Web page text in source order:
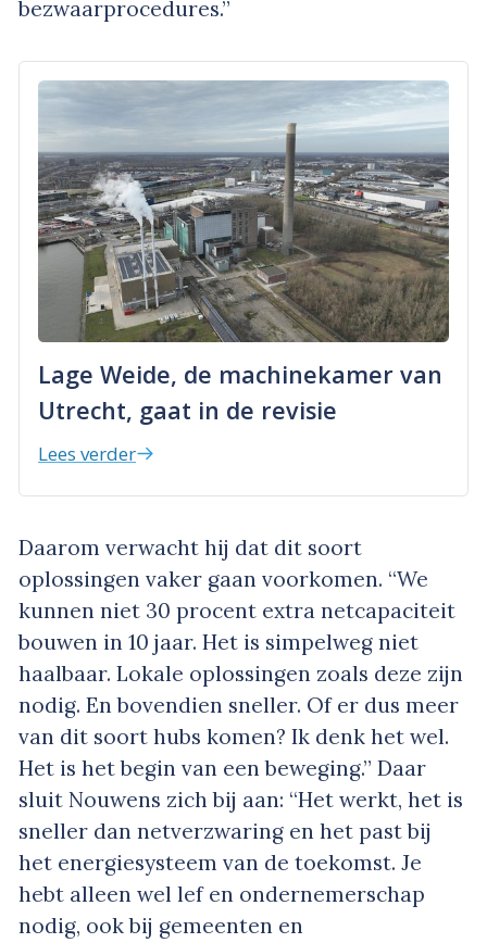
bezwaarprocedures.”
Lage Weide, de machinekamer van
Utrecht, gaat in de revisie
Lees verder
Daarom verwacht hij dat dit soort
oplossingen vaker gaan voorkomen. “We
kunnen niet 30 procent extra netcapaciteit
bouwen in 10 jaar. Het is simpelweg niet
haalbaar. Lokale oplossingen zoals deze zijn
nodig. En bovendien sneller. Of er dus meer
van dit soort hubs komen? Ik denk het wel.
Het is het begin van een beweging.” Daar
sluit Nouwens zich bij aan: “Het werkt, het is
sneller dan netverzwaring en het past bij
het energiesysteem van de toekomst. Je
hebt alleen wel lef en ondernemerschap
nodig, ook bij gemeenten en